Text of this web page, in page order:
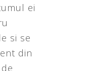
ei
si se
din